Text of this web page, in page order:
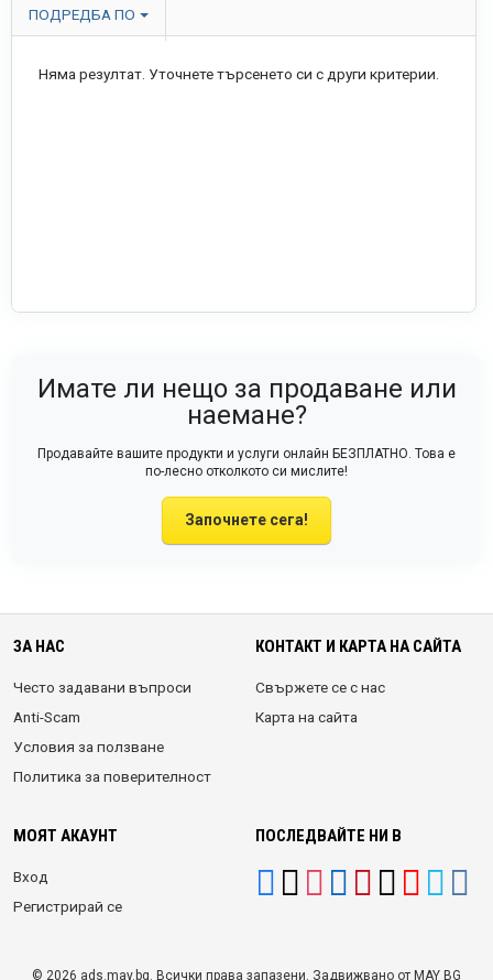
ПОДРЕДБА ПО
Няма резултат. Уточнете търсенето си с други критерии.
Имате ли нещо за продаване или
наемане?
Продавайте вашите продукти и услуги онлайн БЕЗПЛАТНО. Това е
по-лесно отколкото си мислите!
Започнете сега!
ЗА НАС
Често задавани въпроси
Anti-Scam
Условия за ползване
Политика за поверителност
КОНТАКТ И КАРТА НА САЙТА
Свържете се с нас
Карта на сайта
МОЯТ АКАУНТ
Вход
Регистрирай се
ПОСЛЕДВАЙТЕ НИ В
© 2026 ads.may.bg. Всички права запазени. Задвижвано от MAY BG